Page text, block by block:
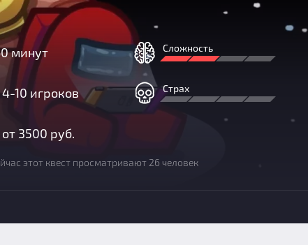
минут
4-10 игроков
от 3500 руб.
Сложность
Страх
этот квест просматривают 26 человек